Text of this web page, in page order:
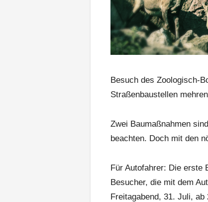
Besuch des Zoologisch-
Straßenbaustellen
Zwei Baumaßnahmen
beachten. Doch mit den
Für Autofahrer: Die erste
Besucher, die mit dem
Freitagabend, 31. Juli,